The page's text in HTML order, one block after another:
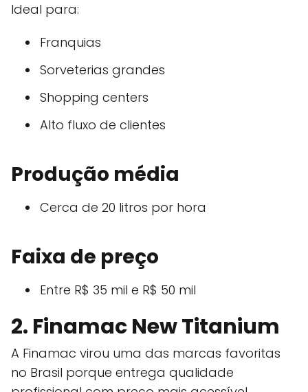
Ideal para:
Franquias
Sorveterias grandes
Shopping centers
Alto fluxo de clientes
Produção média
Cerca de 20 litros por hora
Faixa de preço
Entre R$ 35 mil e R$ 50 mil
2. Finamac New Titanium
A Finamac virou uma das marcas favoritas
no Brasil porque entrega qualidade